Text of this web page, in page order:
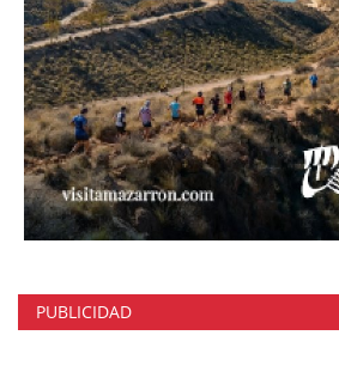
PUBLICIDAD